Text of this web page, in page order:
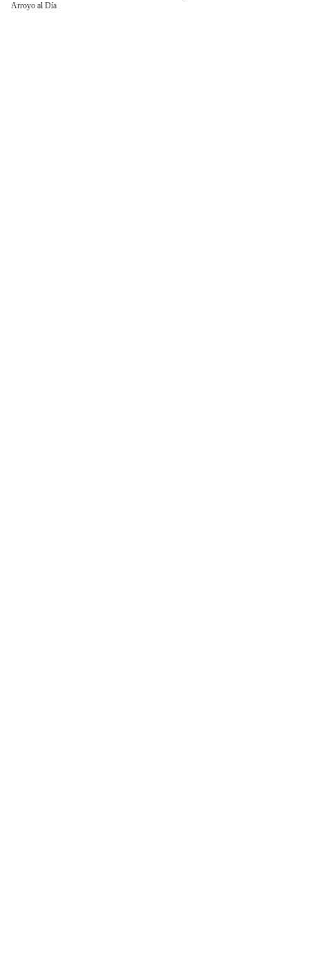
Arroyo al Día